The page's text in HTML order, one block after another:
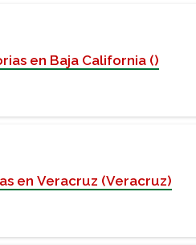
en Baja California ()
en Veracruz (Veracruz)